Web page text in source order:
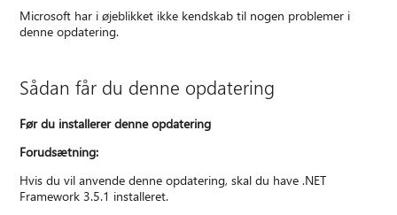
Microsoft har i øjeblikket ikke kendskab til nogen problemer i
denne opdatering.
Sådan får du denne opdatering
Før du installerer denne opdatering
Forudsætning:
Hvis du vil anvende denne opdatering, skal du have .NET
Framework 3.5.1 installeret.